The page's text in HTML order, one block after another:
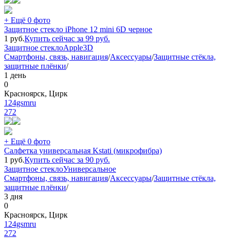
+ Ещё 0 фото
Защитное стекло iPhone 12 mini 6D черное
1 руб.Купить сейчас за 99 руб.
Защитное стеклоApple3D
Смартфоны, связь, навигация/Аксессуары/Защитные стёкла,
защитные плёнки/
1 день
0
Красноярск, Цирк
124gsmru
272
+ Ещё 0 фото
Салфетка универсальная Kstati (микрофибра)
1 руб.Купить сейчас за 90 руб.
Защитное стеклоУниверсальное
Смартфоны, связь, навигация/Аксессуары/Защитные стёкла,
защитные плёнки/
3 дня
0
Красноярск, Цирк
124gsmru
272